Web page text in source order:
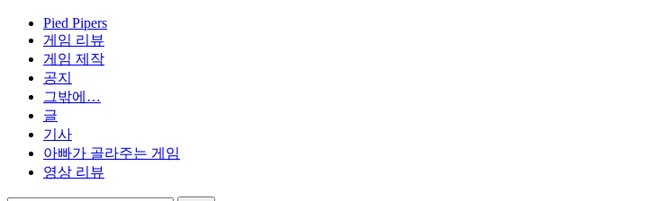
Pied Pipers
게임 리뷰
게임 제작
공지
그밖에…
글
기사
아빠가 골라주는 게임
영상 리뷰